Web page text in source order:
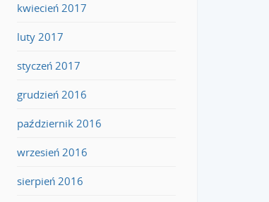
kwiecień 2017
luty 2017
styczeń 2017
grudzień 2016
październik 2016
wrzesień 2016
sierpień 2016